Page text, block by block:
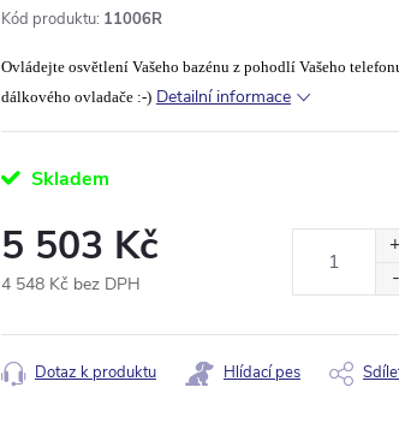
Kód produktu: 11006R
Ovládejte osvětlení Vašeho bazénu z pohodlí Vašeho
dálkového ovladače :-) Detailní informace
Skladem
5 503 Kč
4 548 Kč bez DPH
cena:
Dotaz k produktu Hlídací pes